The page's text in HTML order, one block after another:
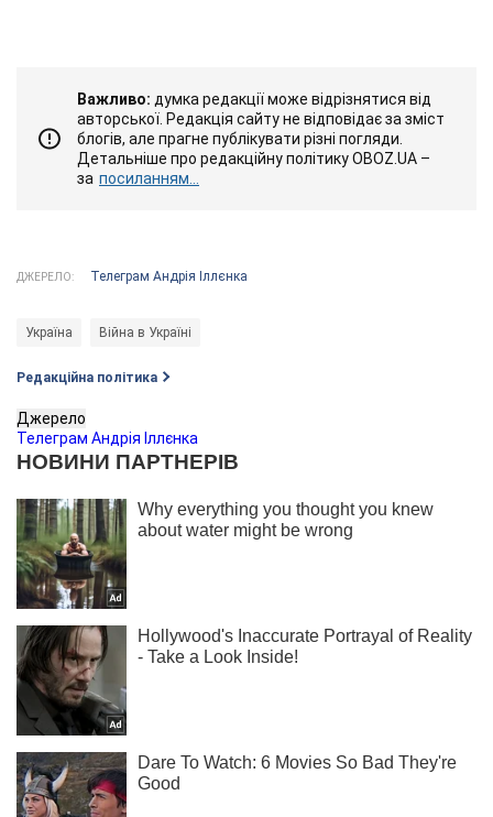
Важливо: думка редакції може відрізнятися від
авторської. Редакція сайту не відповідає за зміст
блогів, але прагне публікувати різні погляди.
Детальніше про редакційну політику OBOZ.UA –
за посиланням...
ДЖЕРЕЛО: Телеграм Андрія Іллєнка
Україна Війна в Україні
Редакційна політика
Джерело
Телеграм Андрія Іллєнка